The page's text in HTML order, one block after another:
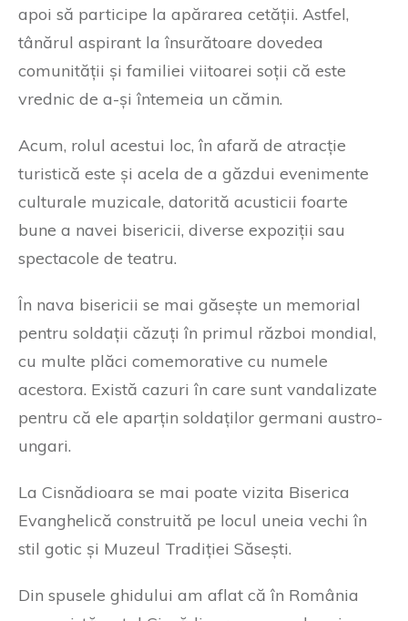
apoi să participe la apărarea cetății. Astfel,
tânărul aspirant la însurătoare dovedea
comunității și familiei viitoarei soții că este
vrednic de a-și întemeia un cămin.
Acum, rolul acestui loc, în afară de atracție
turistică este și acela de a găzdui evenimente
culturale muzicale, datorită acusticii foarte
bune a navei bisericii, diverse expoziții sau
spectacole de teatru.
În nava bisericii se mai găsește un memorial
pentru soldații căzuți în primul război mondial,
cu multe plăci comemorative cu numele
acestora. Există cazuri în care sunt vandalizate
pentru că ele aparțin soldaților germani austro-
ungari.
La Cisnădioara se mai poate vizita Biserica
Evanghelică construită pe locul uneia vechi în
stil gotic și Muzeul Tradiției Săsești.
Din spusele ghidului am aflat că în România